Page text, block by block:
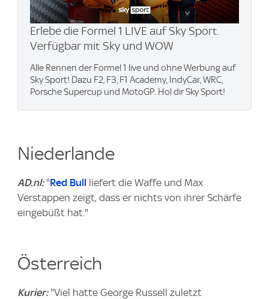
Erlebe die Formel 1 LIVE auf Sky Sport.
Verfügbar mit Sky und WOW
Alle Rennen der Formel 1 live und ohne Werbung auf
Sky Sport! Dazu F2, F3, F1 Academy, IndyCar, WRC,
Porsche Supercup und MotoGP. Hol dir Sky Sport!
Niederlande
AD.nl:"Red Bull liefert die Waffe und Max
Verstappen zeigt, dass er nichts von ihrer Schärfe
eingebüßt hat."
Österreich
Kurier: "Viel hatte George Russell zuletzt